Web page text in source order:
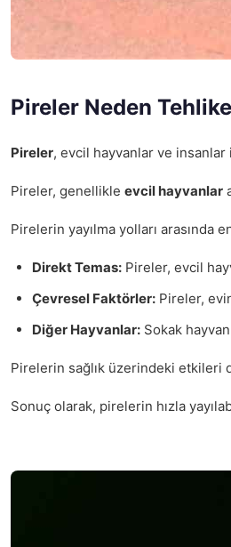
Pireler Neden
Pireler, evcil hayvanlar ve insanlar
Pireler, genellikle evcil hayvanlar
Pirelerin yayılma yolları arasında
Direkt Temas: Pireler, evcil
Çevresel Faktörler: Pireler,
Diğer Hayvanlar: Sokak
Pirelerin sağlık üzerindeki etkileri
Sonuç olarak, pirelerin hızla